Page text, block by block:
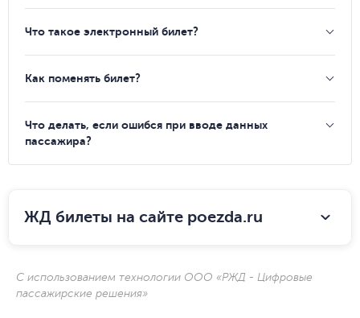
Что такое электронный билет?
Как поменять билет?
Что делать, если ошибся при вводе данных
пассажира?
ЖД билеты на сайте poezda.ru
С использованием технологии ООО «РЖД - Цифровые
пассажирские решения»